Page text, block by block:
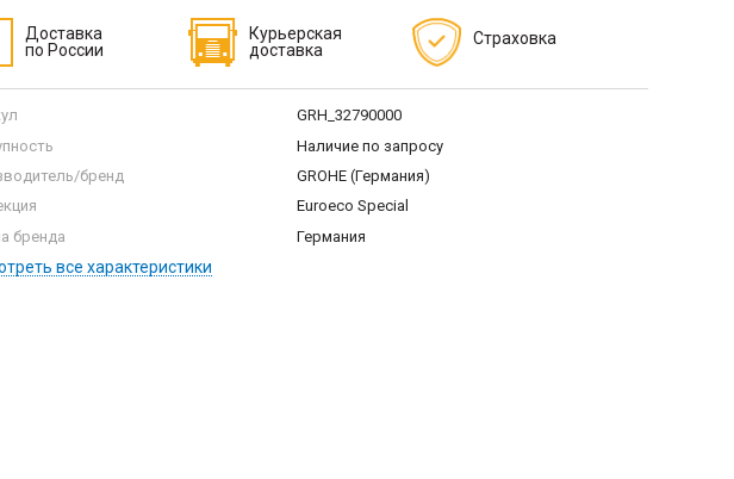
Доставка
по России
Курьерская
доставка
Страховка
GRH_32790000
Наличие по запросу
бренд
GROHE (Германия)
Euroeco Special
бренда
Германия
все характеристики